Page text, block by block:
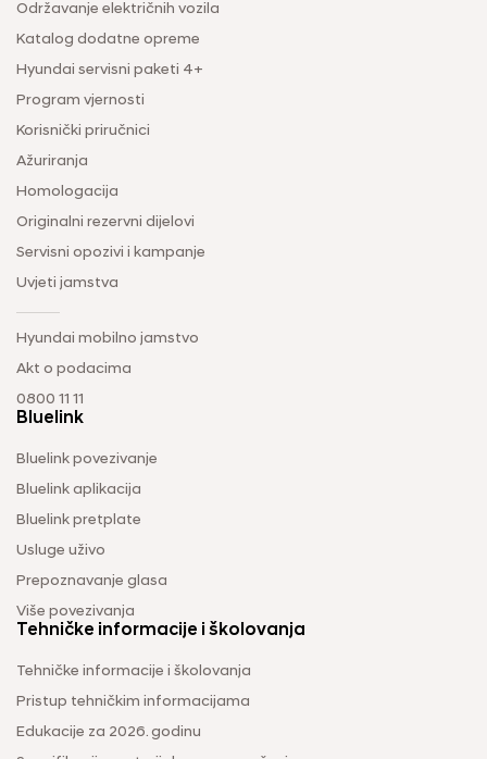
Održavanje električnih vozila
Katalog dodatne opreme
Hyundai servisni paketi 4+
Program vjernosti
Korisnički priručnici
Ažuriranja
Homologacija
Originalni rezervni dijelovi
Servisni opozivi i kampanje
Uvjeti jamstva
Hyundai mobilno jamstvo
Akt o podacima
0800 11 11
Bluelink
Bluelink povezivanje
Bluelink aplikacija
Bluelink pretplate
Usluge uživo
Prepoznavanje glasa
Više povezivanja
Tehničke informacije i školovanja
Tehničke informacije i školovanja
Pristup tehničkim informacijama
Edukacije za 2026. godinu